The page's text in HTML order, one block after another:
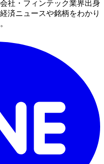
社・フィンテック業界出身
済ニュースや銘柄をわかり